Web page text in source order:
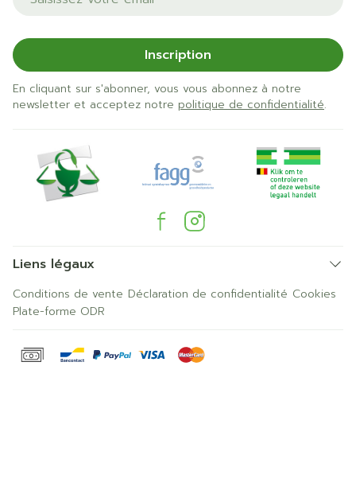
Inscription
En cliquant sur s'abonner, vous vous abonnez à notre
newsletter et acceptez notre politique de confidentialité.
Liens légaux
Conditions de vente Déclaration de confidentialité Cookies
Plate-forme ODR